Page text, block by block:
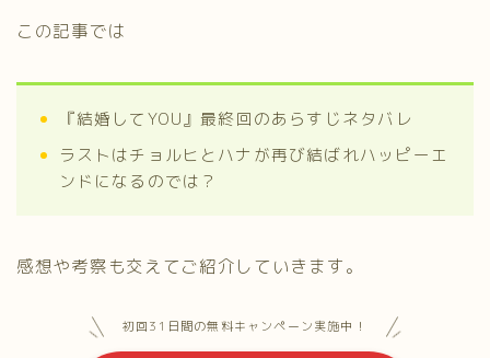
この記事では
『結婚してYOU』最終回のあらすじネタバレ
ラストはチョルヒとハナが再び結ばれハッピーエ
ンドになるのでは？
感想や考察も交えてご紹介していきます。
初回31日間の無料キャンペーン実施中！